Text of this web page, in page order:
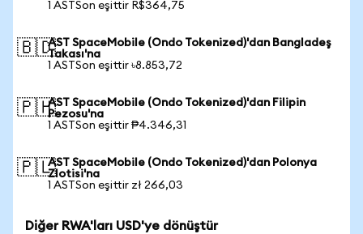
1 ASTSon eşittir R$364,75
🇧🇩AST SpaceMobile (Ondo Tokenized)'dan Bangladeş
Takası'na
1 ASTSon eşittir ৳8.853,72
🇵🇭AST SpaceMobile (Ondo Tokenized)'dan Filipin
Pezosu'na
1 ASTSon eşittir ₱4.346,31
🇵🇱AST SpaceMobile (Ondo Tokenized)'dan Polonya
Zlotisi'na
1 ASTSon eşittir zł 266,03
Diğer RWA'ları USD'ye dönüştür